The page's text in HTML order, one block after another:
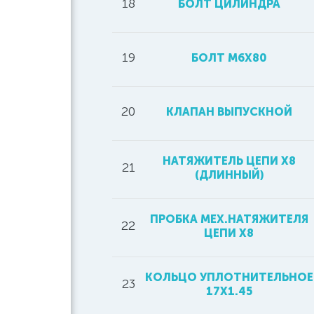
18 БОЛТ ЦИЛИНДРА
19 БОЛТ M6X80
20 КЛАПАН ВЫПУСКНОЙ
21
НАТЯЖИТЕЛЬ ЦЕПИ Х8
(ДЛИННЫЙ)
22
ПРОБКА МЕХ.НАТЯЖИТЕЛЯ
ЦЕПИ Х8
23
КОЛЬЦО УПЛОТНИТЕЛЬНОЕ
17X1.45